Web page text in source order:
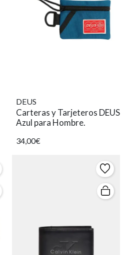
DEUS
Carteras y Tarjeteros DEUS
Azul para Hombre.
34,00€